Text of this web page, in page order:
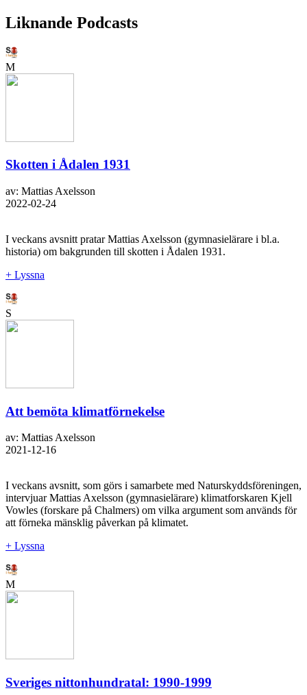
Liknande Podcasts
M
Skotten i Ådalen 1931
av: Mattias Axelsson
2022-02-24
I veckans avsnitt pratar Mattias Axelsson (gymnasielärare i bl.a.
historia) om bakgrunden till skotten i Ådalen 1931.
+ Lyssna
S
Att bemöta klimatförnekelse
av: Mattias Axelsson
2021-12-16
I veckans avsnitt, som görs i samarbete med Naturskyddsföreningen,
intervjuar Mattias Axelsson (gymnasielärare) klimatforskaren Kjell
Vowles (forskare på Chalmers) om vilka argument som används för
att förneka mänsklig påverkan på klimatet.
+ Lyssna
M
Sveriges nittonhundratal: 1990-1999